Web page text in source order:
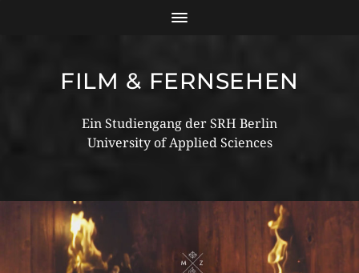
FILM & FERNSEHEN
Ein Studiengang der SRH Berlin
University of Applied Sciences